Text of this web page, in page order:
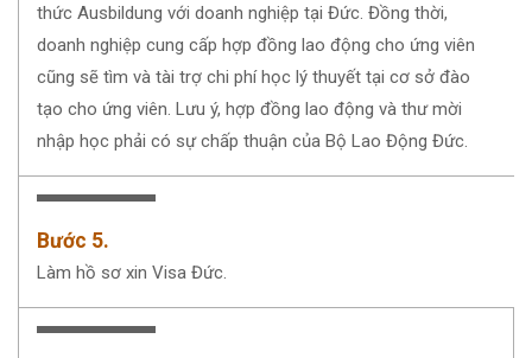
thức Ausbildung với doanh nghiệp tại Đức. Đồng thời,
doanh nghiệp cung cấp hợp đồng lao động cho ứng viên
cũng sẽ tìm và tài trợ chi phí học lý thuyết tại cơ sở đào
tạo cho ứng viên. Lưu ý, hợp đồng lao động và thư mời
nhập học phải có sự chấp thuận của Bộ Lao Động Đức.
Bước 5.
Làm hồ sơ xin Visa Đức.